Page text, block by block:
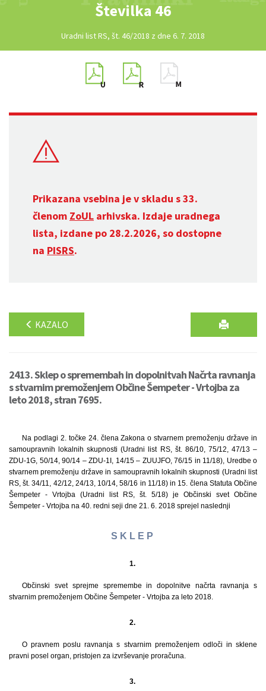
Številka 46
Uradni list RS, št. 46/2018 z dne 6. 7. 2018
Prikazana vsebina je v skladu s 33.
členom ZoUL arhivska. Izdaje uradnega
lista, izdane po 28.2.2026, so dostopne
na PISRS.
KAZALO
2413. Sklep o spremembah in dopolnitvah Načrta ravnanja
s stvarnim premoženjem Občine Šempeter - Vrtojba za
leto 2018, stran 7695.
Na podlagi 2. točke 24. člena Zakona o stvarnem premoženju države in
samoupravnih lokalnih skupnosti (Uradni list RS, št. 86/10, 75/12, 47/13 –
ZDU-1G, 50/14, 90/14 – ZDU-1I, 14/15 – ZUUJFO, 76/15 in 11/18), Uredbe o
stvarnem premoženju države in samoupravnih lokalnih skupnosti (Uradni list
RS, št. 34/11, 42/12, 24/13, 10/14, 58/16 in 11/18) in 15. člena Statuta Občine
Šempeter - Vrtojba (Uradni list RS, št. 5/18) je Občinski svet Občine
Šempeter - Vrtojba na 40. redni seji dne 21. 6. 2018 sprejel naslednji
S K L E P
1.
Občinski svet sprejme spremembe in dopolnitve načrta ravnanja s
stvarnim premoženjem Občine Šempeter - Vrtojba za leto 2018.
2.
O pravnem poslu ravnanja s stvarnim premoženjem odloči in sklene
pravni posel organ, pristojen za izvrševanje proračuna.
3.